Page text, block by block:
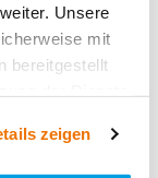
Unsere
mit
bereitgestellt
zeigen